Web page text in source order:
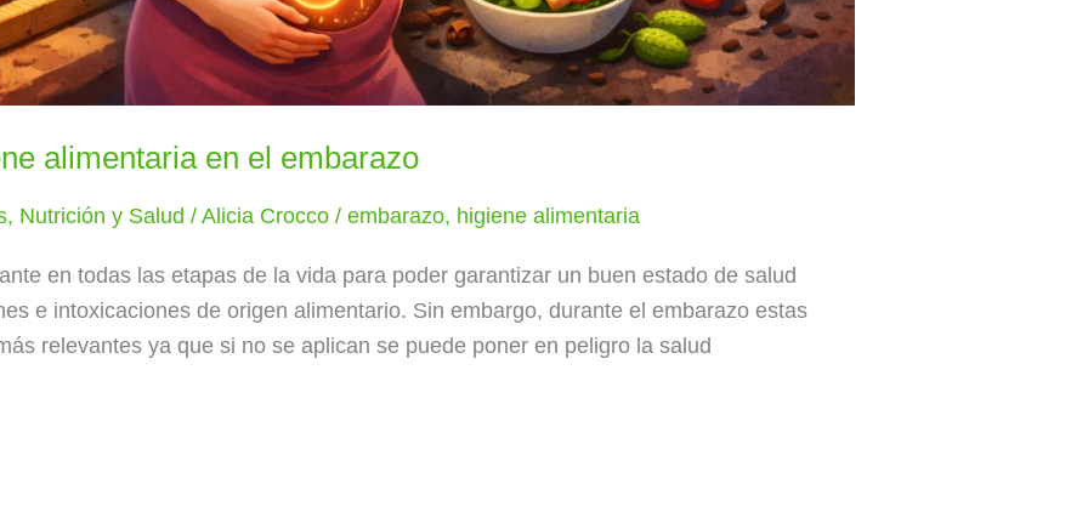
alimentaria en el embarazo
, Nutrición y Salud /Alicia Crocco/embarazo, higiene alimentaria
en todas las etapas de la vida para poder garantizar un buen estado de salud
e intoxicaciones de origen alimentario. Sin embargo, durante el embarazo estas
relevantes ya que si no se aplican se puede poner en peligro la salud